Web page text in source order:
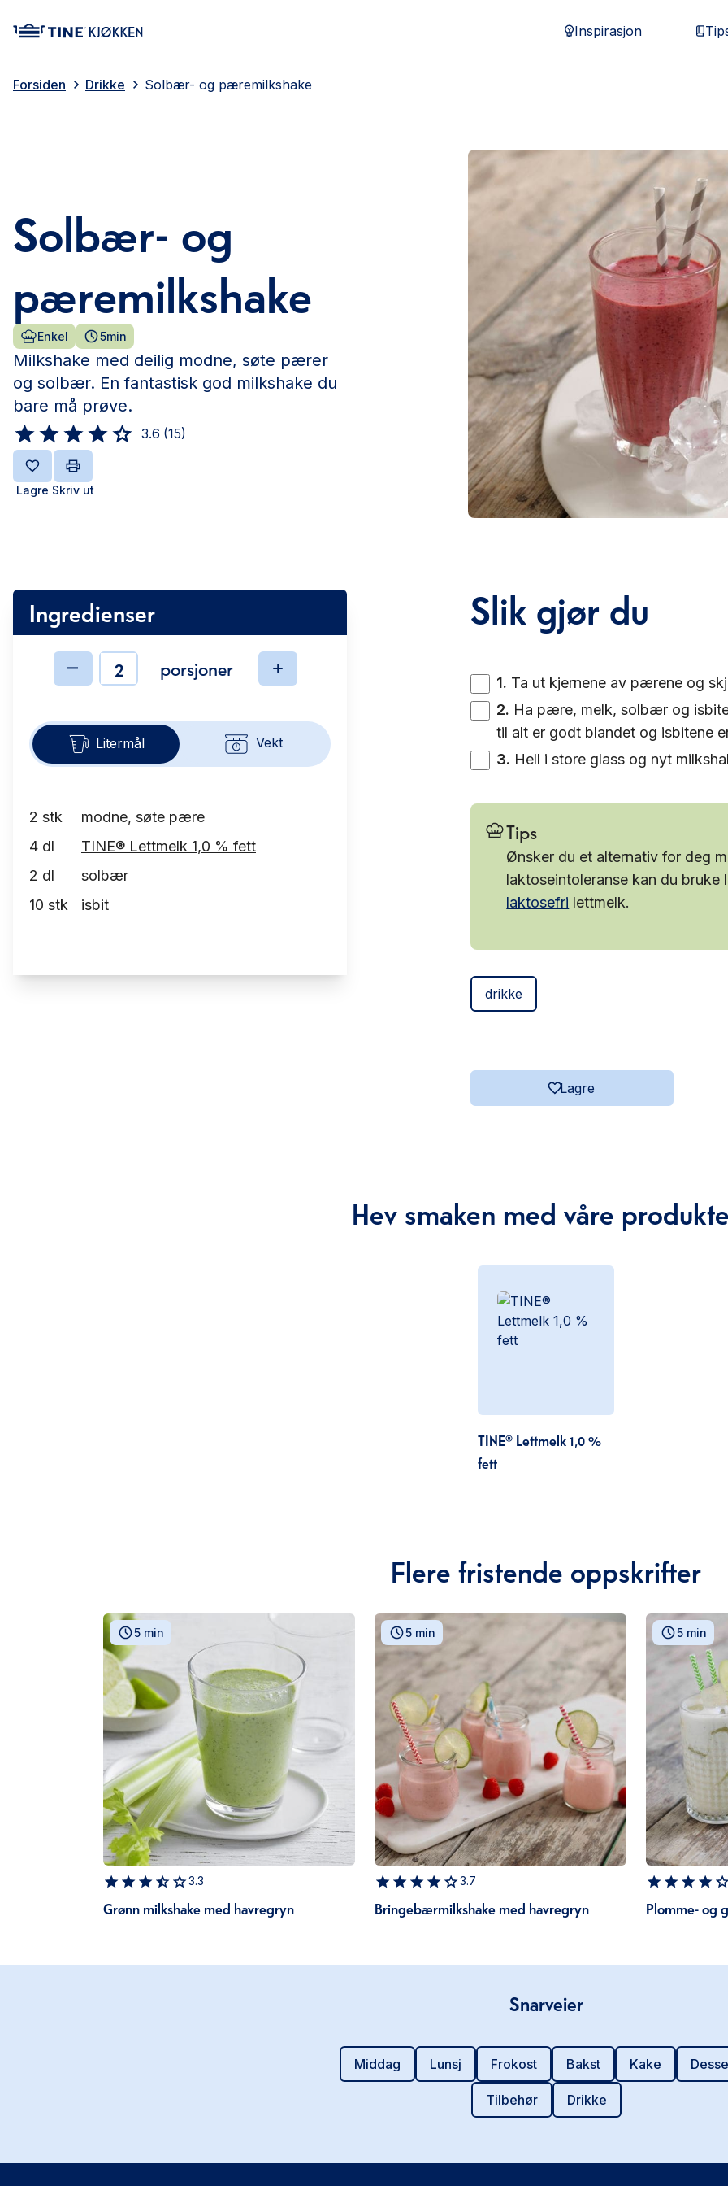
Inspirasjon
Forsiden Drikke Solbær- og pæremilkshake
Solbær- og
pæremilkshake
Enkel 5min
Milkshake med deilig modne, søte pærer
og solbær. En fantastisk god milkshake du
bare må prøve.
3.6 (15)
Lagre Skriv ut
Ingredienser
Ingredienserporsjoner
Litermål Vekt
2 stk
modne, søte pære
4 dl
TINE® Lettmelk 1,0 % fett
2 dl
solbær
10 stk isbit
Slik gjør du
1. Ta ut kjernene av pærene og
2. Ha pære, melk, solbær og
til alt er godt blandet og isbitene
3. Hell i store glass og nyt
Tips
Ønsker du et alternativ for deg
laktoseintoleranse kan du bruke
laktosefri lettmelk.
drikke
Lagre
Hev smaken med våre
TINE® Lettmelk 1,0 %
fett
Flere fristende oppskrifter
5 min
3.3
Grønn milkshake med havregryn
5 min
3.7
Bringebærmilkshake med havregryn
5 min
Plomme- og
Snarveier
Middag Lunsj Frokost Bakst Kake
Tilbehør Drikke